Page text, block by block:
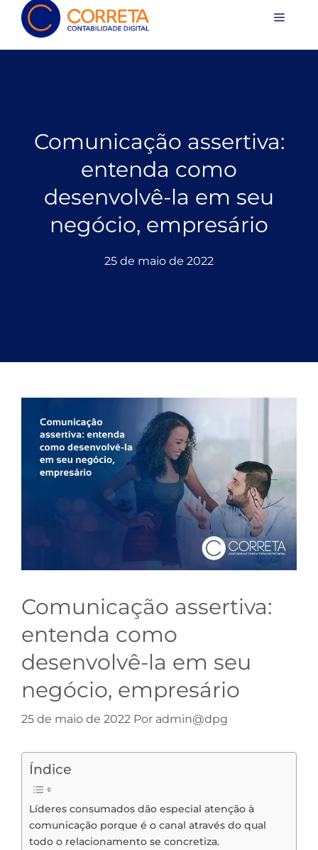
Comunicação assertiva:
entenda como
desenvolvê-la em seu
negócio, empresário
25 de maio de 2022
Comunicação assertiva:
entenda como
desenvolvê-la em seu
negócio, empresário
25 de maio de 2022 Por admin@dpg
Índice
Líderes consumados dão especial atenção à
comunicação porque é o canal através do qual
todo o relacionamento se concretiza.